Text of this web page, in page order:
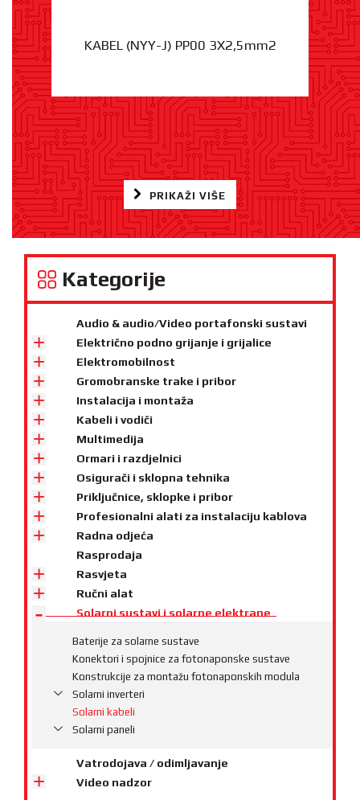
Kategorije
Audio & audio/Video portafonski sustavi
Električno podno grijanje i grijalice
Elektromobilnost
Gromobranske trake i pribor
Instalacija i montaža
Kabeli i vodiči
Multimedija
Ormari i razdjelnici
Osigurači i sklopna tehnika
Priključnice, sklopke i pribor
Profesionalni alati za instalaciju kablova
Radna odjeća
Rasprodaja
Rasvjeta
Ručni alat
Solarni sustavi i solarne elektrane
Baterije za solarne sustave
Konektori i spojnice za fotonaponske sustave
Konstrukcije za montažu fotonaponskih modula
Solarni inverteri
Solarni kabeli
Solarni paneli
Vatrodojava / odimljavanje
Video nadzor
KABEL (NYY-J) PP00 3X2,5mm2
PRIKAŽI VIŠE